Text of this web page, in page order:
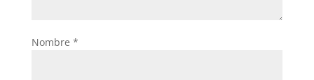
Nombre *